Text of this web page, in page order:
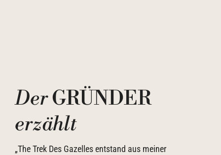
DerGRÜNDER
erzählt
„The Trek Des Gazelles entstand aus meiner